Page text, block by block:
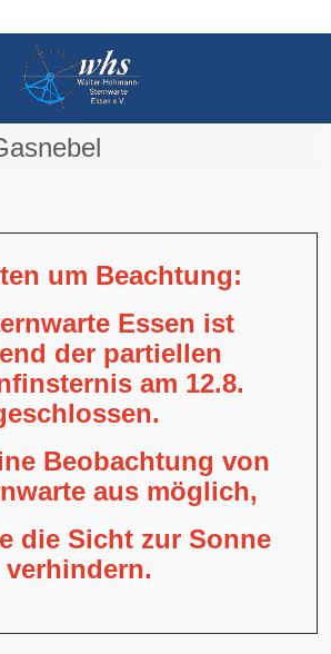
um Beachtung:
Essen ist
der partiellen
am 12.8.
Beobachtung von
aus möglich,
die Sicht zur Sonne
verhindern.